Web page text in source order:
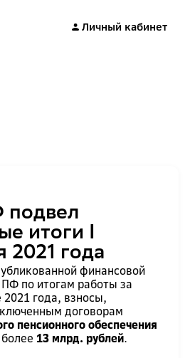
Личный кабинет
итоги I
2021 года
финансовой
по итогам работы за
2021 года, взносы,
договорам
пенсионного обеспечения
13 млрд. рублей.